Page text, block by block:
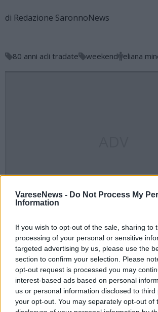
VareseNews - Do Not Process My
Information
If you wish to opt-out of the sale, sharing to
processing of your personal or sensitive
targeted advertising by us, please use the
section to confirm your selection. Please
opt-out request is processed you may
interest-based ads based on personal
us or personal information disclosed to
your opt-out. You may separately opt-out of
di Redazione SaronnoNews
80 anni acli tradate weekend eliana